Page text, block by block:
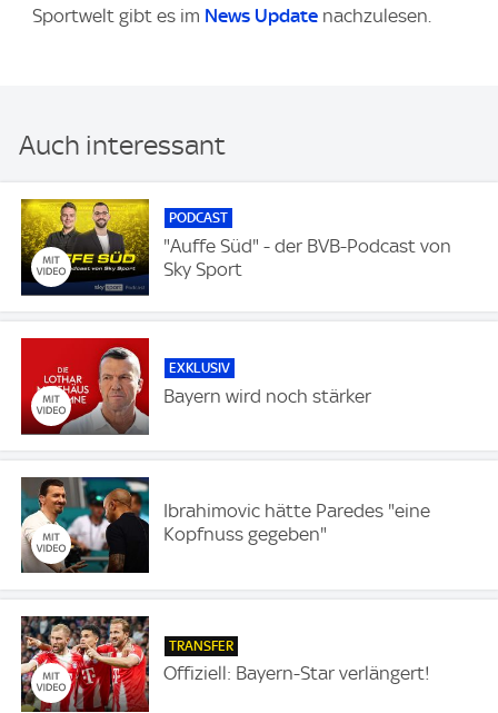
Sportwelt gibt es im News Update nachzulesen.
Auch interessant
PODCAST
"Auffe Süd" - der BVB-Podcast von
Sky Sport
EXKLUSIV
Bayern wird noch stärker
Ibrahimovic hätte Paredes "eine
Kopfnuss gegeben"
TRANSFER
Offiziell: Bayern-Star verlängert!